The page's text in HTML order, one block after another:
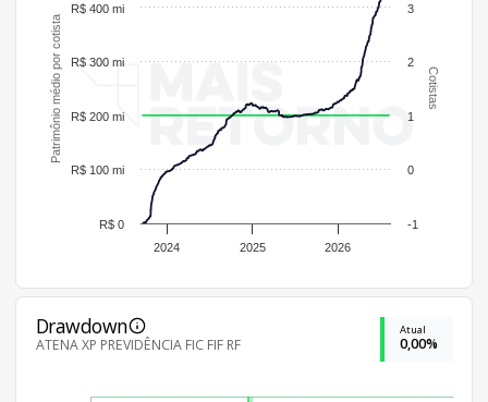
Cotistas
Patrimônio médio por cotista
2024 2025 2026
-1
0
1
2
3
R$ 0
R$ 100 mi
R$ 200 mi
R$ 300 mi
R$ 400 mi
Drawdown
ATENA XP PREVIDÊNCIA FIC FIF RF
Atual
0,00%